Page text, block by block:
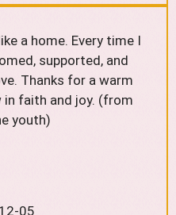
a home. Every time I
supported, and
Thanks for a warm
in faith and joy. (from
youth)
05